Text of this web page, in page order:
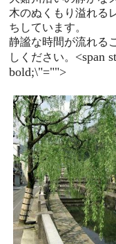
木のぬくもり溢れる
ちしています。
静謐な時間が流れる
しください。 <span
bold;\"="">